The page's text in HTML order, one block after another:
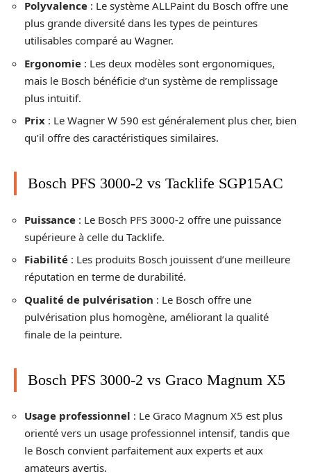
Polyvalence : Le système ALLPaint du Bosch offre une
plus grande diversité dans les types de peintures
utilisables comparé au Wagner.
Ergonomie : Les deux modèles sont ergonomiques,
mais le Bosch bénéficie d’un système de remplissage
plus intuitif.
Prix : Le Wagner W 590 est généralement plus cher, bien
qu’il offre des caractéristiques similaires.
Bosch PFS 3000-2 vs Tacklife SGP15AC
Puissance : Le Bosch PFS 3000-2 offre une puissance
supérieure à celle du Tacklife.
Fiabilité : Les produits Bosch jouissent d’une meilleure
réputation en terme de durabilité.
Qualité de pulvérisation : Le Bosch offre une
pulvérisation plus homogène, améliorant la qualité
finale de la peinture.
Bosch PFS 3000-2 vs Graco Magnum X5
Usage professionnel : Le Graco Magnum X5 est plus
orienté vers un usage professionnel intensif, tandis que
le Bosch convient parfaitement aux experts et aux
amateurs avertis.